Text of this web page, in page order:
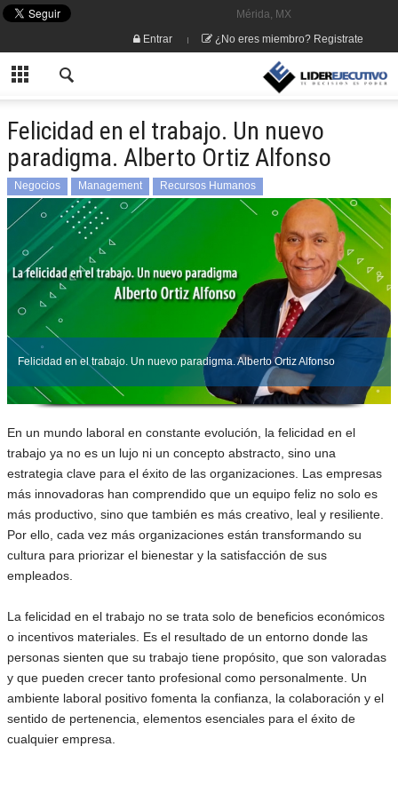
Mérida, MX
Entrar
¿No eres miembro? Registrate
Felicidad en el trabajo. Un nuevo
paradigma. Alberto Ortiz Alfonso
Negocios Management Recursos Humanos
Felicidad en el trabajo. Un nuevo paradigma. Alberto Ortiz Alfonso
En un mundo laboral en constante evolución, la felicidad en el
trabajo ya no es un lujo ni un concepto abstracto, sino una
estrategia clave para el éxito de las organizaciones. Las empresas
más innovadoras han comprendido que un equipo feliz no solo es
más productivo, sino que también es más creativo, leal y resiliente.
Por ello, cada vez más organizaciones están transformando su
cultura para priorizar el bienestar y la satisfacción de sus
empleados.
La felicidad en el trabajo no se trata solo de beneficios económicos
o incentivos materiales. Es el resultado de un entorno donde las
personas sienten que su trabajo tiene propósito, que son valoradas
y que pueden crecer tanto profesional como personalmente. Un
ambiente laboral positivo fomenta la confianza, la colaboración y el
sentido de pertenencia, elementos esenciales para el éxito de
cualquier empresa.